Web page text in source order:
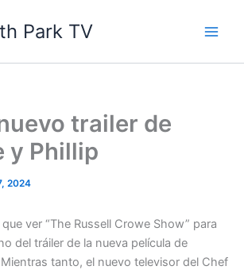
Park TV
trailer de
y Phillip
2024
ver “The Russell Crowe Show” para
del tráiler de la nueva película de
tanto, el nuevo televisor del Chef